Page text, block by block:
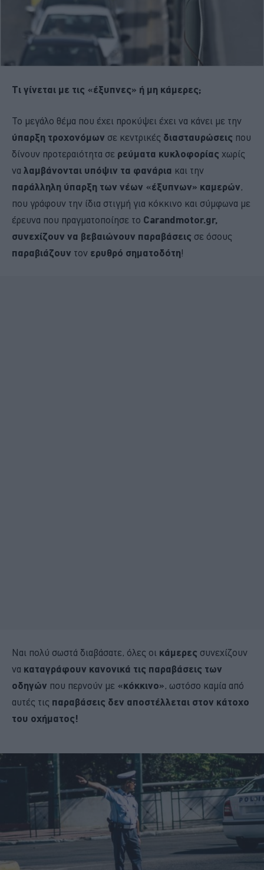
Τι γίνεται με τις «έξυπνες» ή μη κάμερες;
Το μεγάλο θέμα που έχει προκύψει έχει να κάνει με την
ύπαρξη τροχονόμων σε κεντρικές διασταυρώσεις που
δίνουν προτεραιότητα σε ρεύματα κυκλοφορίας χωρίς
να λαμβάνονται υπόψιν τα φανάρια και την
παράλληλη ύπαρξη των νέων «έξυπνων» καμερών,
που γράφουν την ίδια στιγμή για κόκκινο και σύμφωνα με
έρευνα που πραγματοποίησε το Carandmotor.gr,
συνεχίζουν να βεβαιώνουν παραβάσεις σε όσους
παραβιάζουν τον ερυθρό σηματοδότη!
Ναι πολύ σωστά διαβάσατε, όλες οι κάμερες συνεχίζουν
να καταγράφουν κανονικά τις παραβάσεις των
οδηγών που περνούν με «κόκκινο», ωστόσο καμία από
αυτές τις παραβάσεις δεν αποστέλλεται στον κάτοχο
του οχήματος!